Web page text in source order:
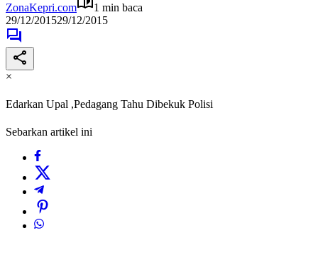
ZonaKepri.com
1 min baca
29/12/201529/12/2015
×
Edarkan Upal ,Pedagang Tahu Dibekuk Polisi
Sebarkan artikel ini